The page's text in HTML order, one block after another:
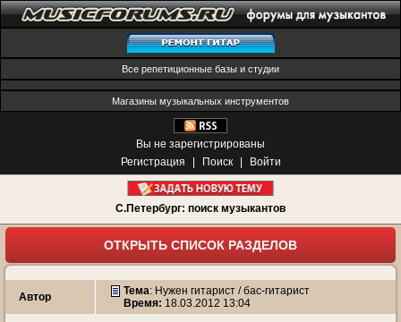
Все репетиционные базы и студии
Магазины музыкальных инструментов
Вы не зарегистрированы
Регистрация
Поиск Войти
С.Петербург: поиск музыкантов
ОТКРЫТЬ СПИСОК РАЗДЕЛОВ
Автор Тема: Нужен гитарист / бас-гитарист
Время: 18.03.2012 13:04